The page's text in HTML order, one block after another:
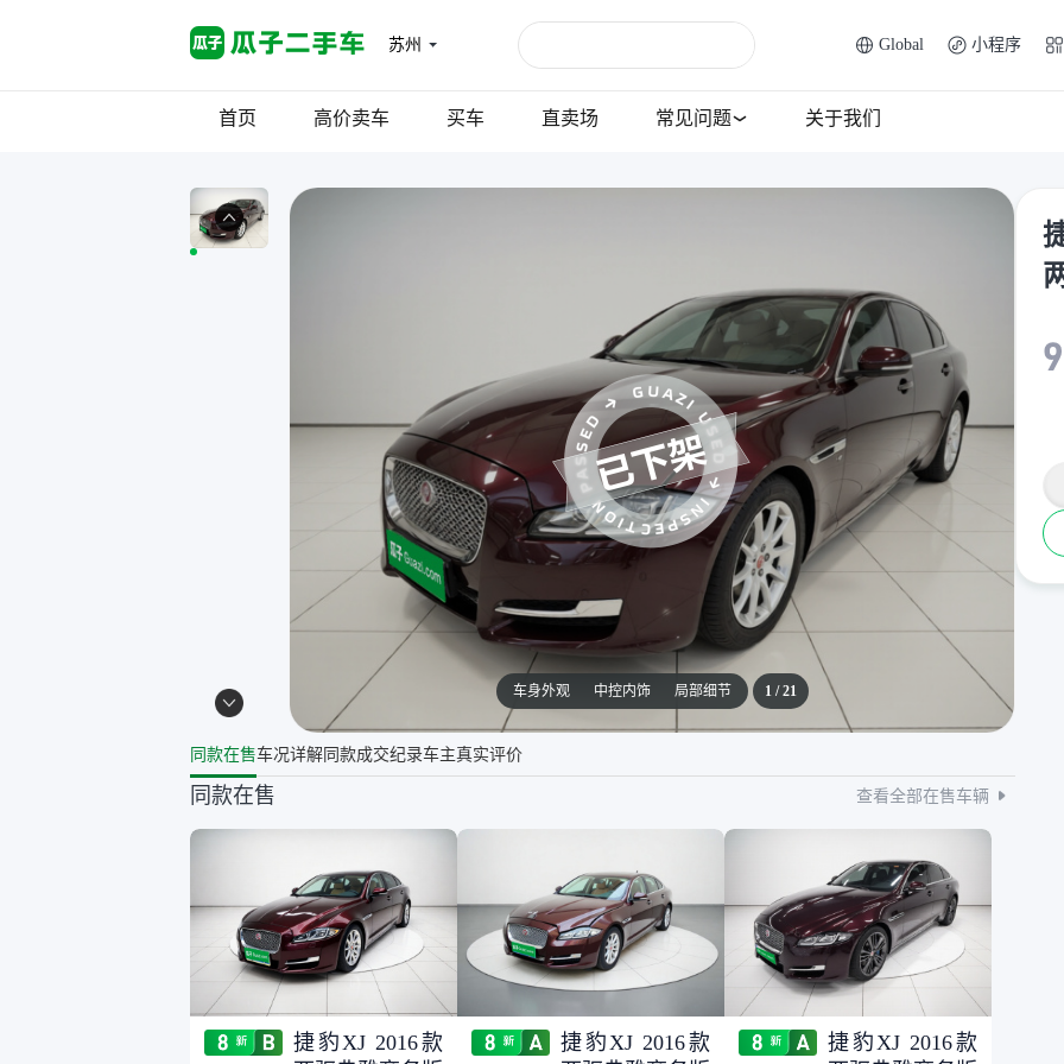
苏州 Global 小程序
首页 高价卖车 买车 直卖场 常见问题 关于我们
车身外观 中控内饰 局部细节 1/21
同款在售车况详解同款成交纪录车主真实评价
同款在售 查看全部在售车辆
捷豹XJ 2016款
捷豹XJ 2016款
捷豹XJ 2016款